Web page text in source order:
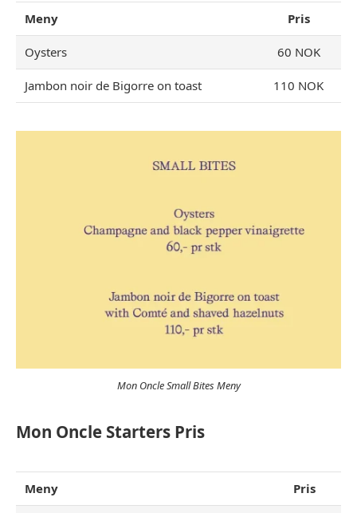
Meny Pris
Oysters 60 NOK
Jambon noir de Bigorre on toast 110 NOK
Mon Oncle Small Bites Meny
Mon Oncle Starters Pris
Meny Pris